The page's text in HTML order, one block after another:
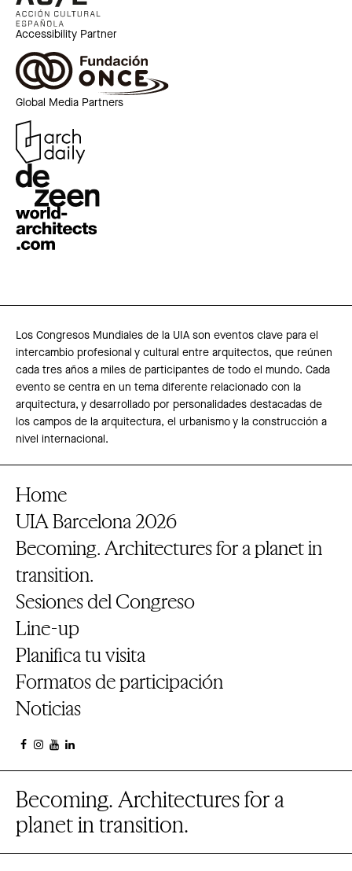
Accessibility Partner
Global Media Partners
Los Congresos Mundiales de la UIA son eventos clave para el
intercambio profesional y cultural entre arquitectos, que reúnen
cada tres años a miles de participantes de todo el mundo. Cada
evento se centra en un tema diferente relacionado con la
arquitectura, y desarrollado por personalidades destacadas de
los campos de la arquitectura, el urbanismo y la construcción a
nivel internacional.
Home
UIA Barcelona 2026
Becoming. Architectures for a planet in
transition.
Sesiones del Congreso
Line-up
Planifica tu visita
Formatos de participación
Noticias
Becoming. Architectures for a
planet in transition.